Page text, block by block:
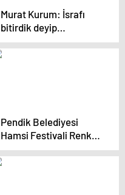
Murat Kurum: İsrafı
bitirdik deyip
tabelalara 175 milyon
harcadı
Pendik Belediyesi
Hamsi Festivali Renkli
Görüntülere Sahne
Oldu